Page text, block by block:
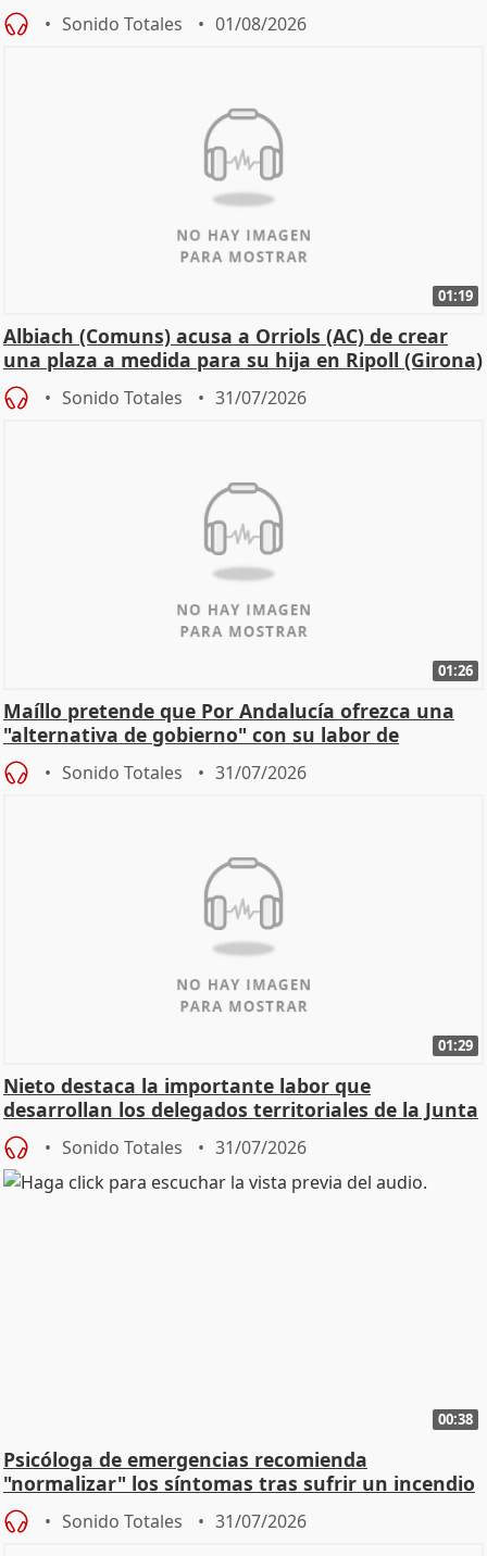
Sonido Totales 01/08/2026
01:19
Albiach (Comuns) acusa a Orriols (AC) de crear
una plaza a medida para su hija en Ripoll (Girona)
Sonido Totales 31/07/2026
01:26
Maíllo pretende que Por Andalucía ofrezca una
"alternativa de gobierno" con su labor de
oposición
Sonido Totales 31/07/2026
01:29
Nieto destaca la importante labor que
desarrollan los delegados territoriales de la Junta
Sonido Totales 31/07/2026
00:38
Psicóloga de emergencias recomienda
"normalizar" los síntomas tras sufrir un incendio
Sonido Totales 31/07/2026